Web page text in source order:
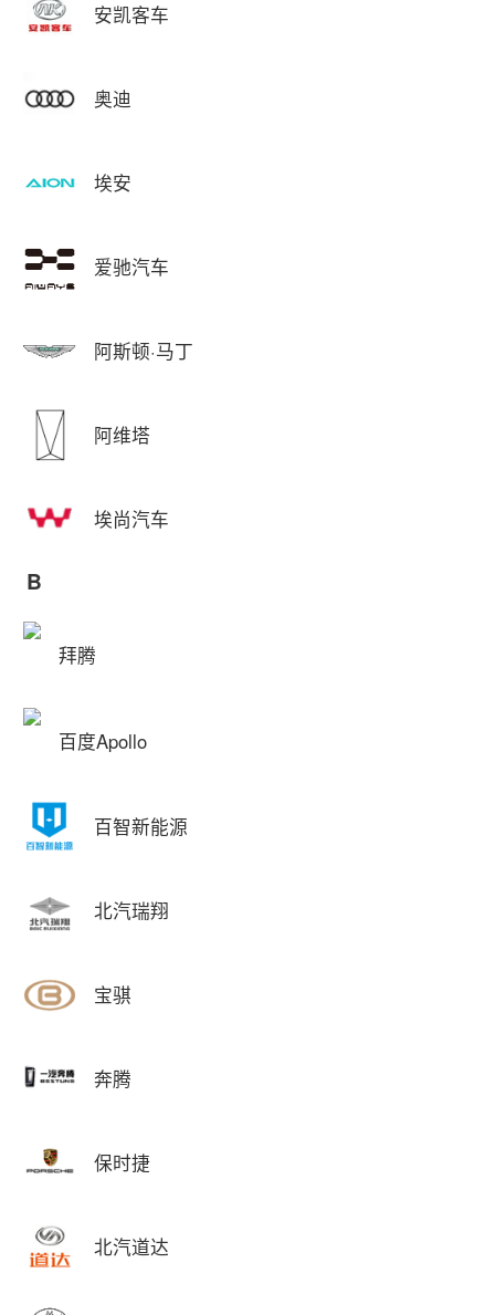
安凯客车
奥迪
埃安
爱驰汽车
阿斯顿·马丁
阿维塔
埃尚汽车
B
拜腾
百度Apollo
百智新能源
北汽瑞翔
宝骐
奔腾
保时捷
北汽道达